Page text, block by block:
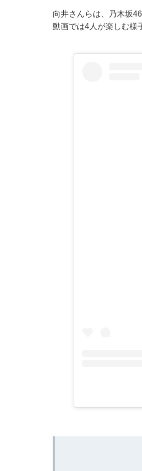
向井さんらは、乃木坂
動画では4人が楽しむ様